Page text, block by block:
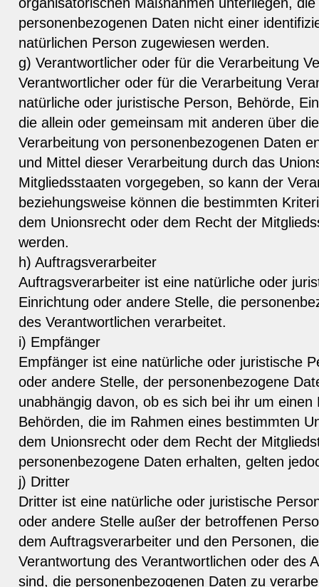
personenbezogenen Daten nicht einer
natürlichen Person zugewiesen werden.
g) Verantwortlicher oder für die Verarbeitung
Verantwortlicher oder für die Verarbeitung
natürliche oder juristische Person, Behörde,
die allein oder gemeinsam mit anderen über
Verarbeitung von personenbezogenen Daten
und Mittel dieser Verarbeitung durch das
Mitgliedsstaaten vorgegeben, so kann der
beziehungsweise können die bestimmten
dem Unionsrecht oder dem Recht der
werden.
h) Auftragsverarbeiter
Auftragsverarbeiter ist eine natürliche oder
Einrichtung oder andere Stelle, die
des Verantwortlichen verarbeitet.
i) Empfänger
Empfänger ist eine natürliche oder juristische
oder andere Stelle, der personenbezogene
unabhängig davon, ob es sich bei ihr um
Behörden, die im Rahmen eines bestimmten
dem Unionsrecht oder dem Recht der
personenbezogene Daten erhalten, gelten
j) Dritter
Dritter ist eine natürliche oder juristische
oder andere Stelle außer der betroffenen
dem Auftragsverarbeiter und den Personen,
Verantwortung des Verantwortlichen oder des
sind, die personenbezogenen Daten zu